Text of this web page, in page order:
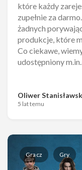
które każdy
zupełnie za
żadnych
produkcje, które
Co ciekawe,
udostępniony
Oliwer
5 lat temu
Gracz Gry